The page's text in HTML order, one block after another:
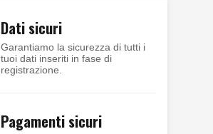
Dati sicuri
Garantiamo la sicurezza di tutti i
tuoi dati inseriti in fase di
registrazione.
Pagamenti sicuri